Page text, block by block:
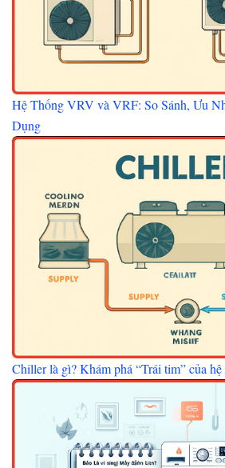
Hệ Thống VRV và VRF: So Sánh, Ưu
Dụng
Chiller là gì? Khám phá “Trái tim” của